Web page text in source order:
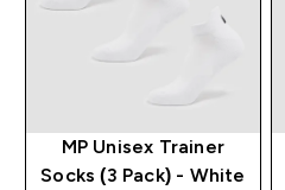
MP Unisex Trainer
Socks (3 Pack) - White